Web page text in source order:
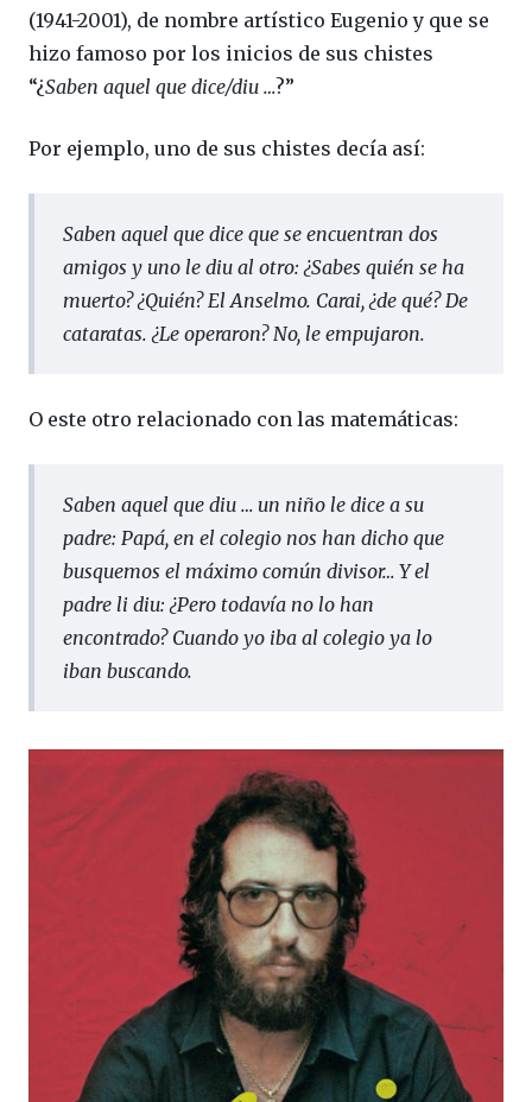
(1941-2001), de nombre artístico Eugenio y que se
hizo famoso por los inicios de sus chistes
“¿Saben aquel que dice/diu …?”
Por ejemplo, uno de sus chistes decía así:
Saben aquel que dice que se encuentran dos
amigos y uno le diu al otro: ¿Sabes quién se ha
muerto? ¿Quién? El Anselmo. Carai, ¿de qué? De
cataratas. ¿Le operaron? No, le empujaron.
O este otro relacionado con las matemáticas:
Saben aquel que diu … un niño le dice a su
padre: Papá, en el colegio nos han dicho que
busquemos el máximo común divisor… Y el
padre li diu: ¿Pero todavía no lo han
encontrado? Cuando yo iba al colegio ya lo
iban buscando.